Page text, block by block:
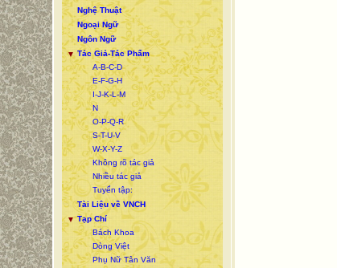
Nghệ Thuật
Ngoại Ngữ
Ngôn Ngữ
▼ Tác Giả-Tác Phẩm
A-B-C-D
E-F-G-H
I-J-K-L-M
N
O-P-Q-R
S-T-U-V
W-X-Y-Z
Không rõ tác giả
Nhiều tác giả
Tuyển tập:
Tài Liệu về VNCH
▼ Tạp Chí
Bách Khoa
Dòng Việt
Phụ Nữ Tân Văn